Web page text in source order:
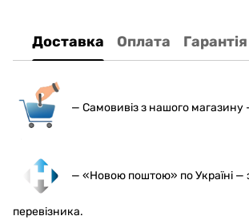
Доставка Оплата Гарантія
— Самовивіз з нашого
— «Новою поштою» по Україні —
перевізника.